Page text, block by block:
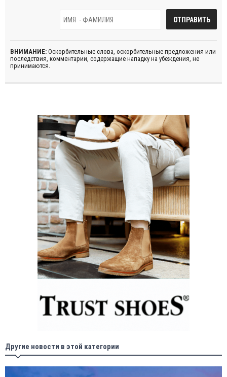
ВНИМАНИЕ: Оскорбительные слова, оскорбительные предложения или
последствия, комментарии, содержащие нападку на убеждения, не
принимаются.
Другие новости в этой категории